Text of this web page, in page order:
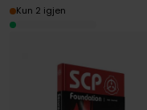
Kun 2 igjen